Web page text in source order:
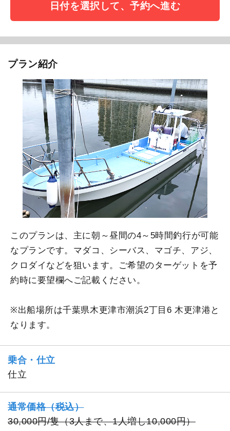
日付を選択して、予約へ進む
プラン紹介
このプランは、主に朝～昼間の4～5時間釣行が可能
なプランです。マダコ、シーバス、マゴチ、アジ、
クロダイなどを狙います。ご希望のターゲットを予
約時に要望欄へご記載ください。
※出船場所は千葉県木更津市潮浜2丁目6 木更津港と
なります。
乗合・仕立
仕立
通常価格（税込）
30,000円/隻（3人まで、1人増し10,000円）